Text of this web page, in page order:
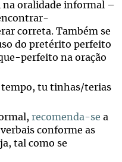
na oralidade informal –
correta. Também se
do pretérito perfeito
perfeito na oração
tempo, tu tinhas/terias
recomenda-se a
conforme as
tal como se